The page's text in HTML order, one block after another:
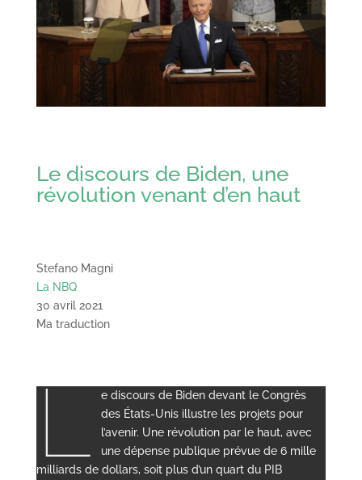
Le discours de Biden, une
révolution venant d’en haut
Stefano Magni
La NBQ
30 avril 2021
Ma traduction
L
e discours de Biden devant le Congrès
des États-Unis illustre les projets pour
l’avenir. Une révolution par le haut, avec
une dépense publique prévue de 6 mille
milliards de dollars, soit plus d’un quart du PIB